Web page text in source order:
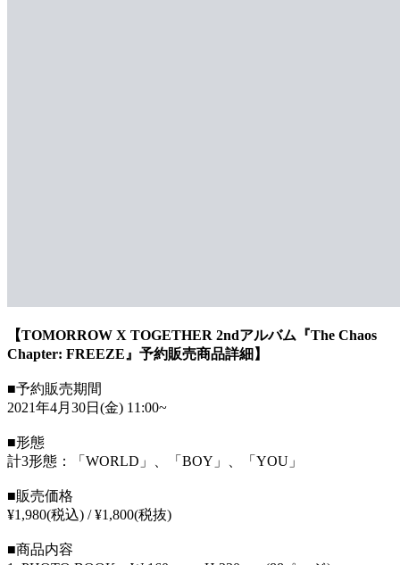
【TOMORROW X TOGETHER 2ndアルバム『The Chaos
Chapter: FREEZE』予約販売商品詳細】
■予約販売期間
2021年4月30日(金) 11:00~
■形態
計3形態：「WORLD」、「BOY」、「YOU」
■販売価格
¥1,980(税込) / ¥1,800(税抜)
■商品内容